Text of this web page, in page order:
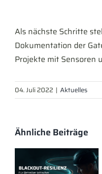
Als nächste Schritte
Dokumentation der
Projekte mit Sensoren
04. Juli 2022 | Aktuelles
Ähnliche Beiträge